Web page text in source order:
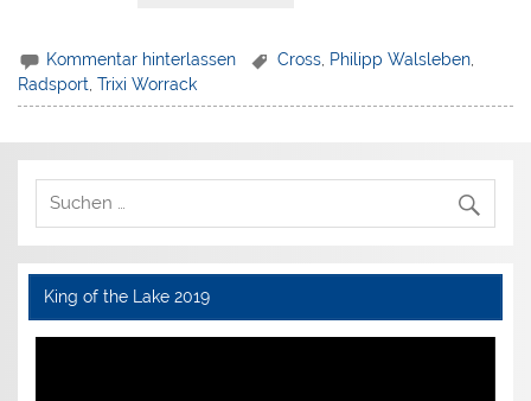
Kommentar hinterlassen Cross Philipp Walsleben
Radsport,Trixi Worrack
King of the Lake 2019
Video-